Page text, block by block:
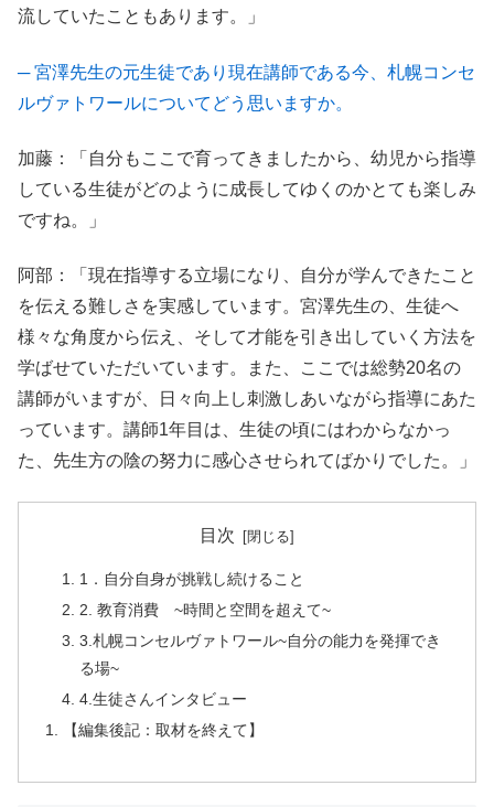
流していたこともあります。」
─ 宮澤先生の元生徒であり現在講師である今、札幌コンセ
ルヴァトワールについてどう思いますか。
加藤：「自分もここで育ってきましたから、幼児から指導
している生徒がどのように成長してゆくのかとても楽しみ
ですね。」
阿部：「現在指導する立場になり、自分が学んできたこと
を伝える難しさを実感しています。宮澤先生の、生徒へ
様々な角度から伝え、そして才能を引き出していく方法を
学ばせていただいています。また、ここでは総勢20名の
講師がいますが、日々向上し刺激しあいながら指導にあた
っています。講師1年目は、生徒の頃にはわからなかっ
た、先生方の陰の努力に感心させられてばかりでした。」
目次
1．自分自身が挑戦し続けること
2. 教育消費 ~時間と空間を超えて~
3.札幌コンセルヴァトワール~自分の能力を発揮でき
る場~
4.生徒さんインタビュー
【編集後記：取材を終えて】